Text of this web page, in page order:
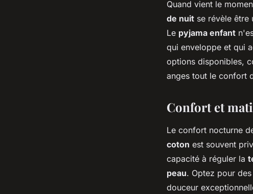
Quels critères
pour choisir un
Quand vient le
de nuit se révèle être
Le pyjama enfant
qui enveloppe et qui
options disponibles,
anges tout le confort
Confort et
Le confort nocturne
coton est souvent
capacité à réguler la
peau. Optez pour
douceur